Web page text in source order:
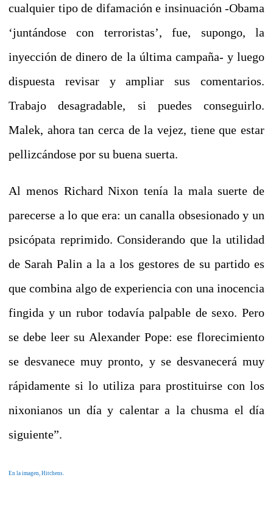
cualquier tipo de difamación e insinuación -Obama
‘juntándose con terroristas’, fue, supongo, la
inyección de dinero de la última campaña- y luego
dispuesta revisar y ampliarsus comentarios.
Trabajo desagradable, si puedes conseguirlo.
Malek, ahora tan cerca de la vejez, tiene que estar
pellizcándose por su buena suerta.
Al menos Richard Nixon tenía la mala suerte de
parecerse a lo que era: un canalla obsesionado y un
psicópata reprimido.Considerando que la utilidad
de Sarah Palin a la a los gestores de su partido es
que combina algo de experiencia con una inocencia
fingida y un rubor todavía palpable de sexo. Pero
se debe leer su Alexander Pope: ese florecimiento
se desvanece muy pronto, y se desvanecerá muy
rápidamente si lo utiliza para prostituirse con los
nixonianos un día y calentar a la chusma el día
siguiente”.
En la imagen, Hitchens.